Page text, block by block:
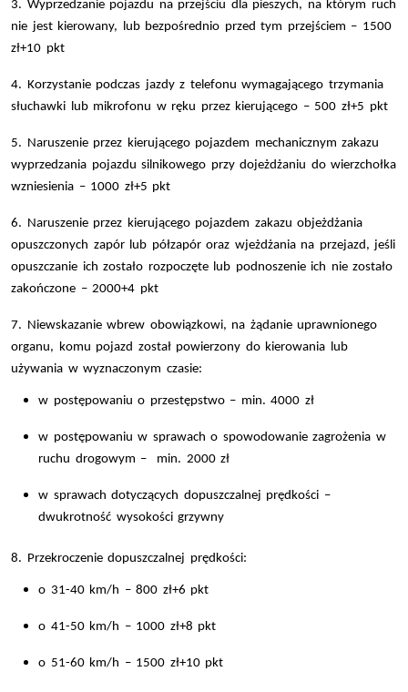
3. Wyprzedzanie pojazdu na przejściu dla pieszych, na którym ruch
nie jest kierowany, lub bezpośrednio przed tym przejściem – 1500
zł+10 pkt
4. Korzystanie podczas jazdy z telefonu wymagającego trzymania
słuchawki lub mikrofonu w ręku przez kierującego – 500 zł+5 pkt
5. Naruszenie przez kierującego pojazdem mechanicznym zakazu
wyprzedzania pojazdu silnikowego przy dojeżdżaniu do wierzchołka
wzniesienia – 1000 zł+5 pkt
6. Naruszenie przez kierującego pojazdem zakazu objeżdżania
opuszczonych zapór lub półzapór oraz wjeżdżania na przejazd, jeśli
opuszczanie ich zostało rozpoczęte lub podnoszenie ich nie zostało
zakończone – 2000+4 pkt
7. Niewskazanie wbrew obowiązkowi, na żądanie uprawnionego
organu, komu pojazd został powierzony do kierowania lub
używania w wyznaczonym czasie:
w postępowaniu o przestępstwo – min. 4000 zł
w postępowaniu w sprawach o spowodowanie zagrożenia w
ruchu drogowym – min. 2000 zł
w sprawach dotyczących dopuszczalnej prędkości –
dwukrotność wysokości grzywny
8. Przekroczenie dopuszczalnej prędkości:
o 31-40 km/h – 800 zł+6 pkt
o 41-50 km/h – 1000 zł+8 pkt
o 51-60 km/h – 1500 zł+10 pkt